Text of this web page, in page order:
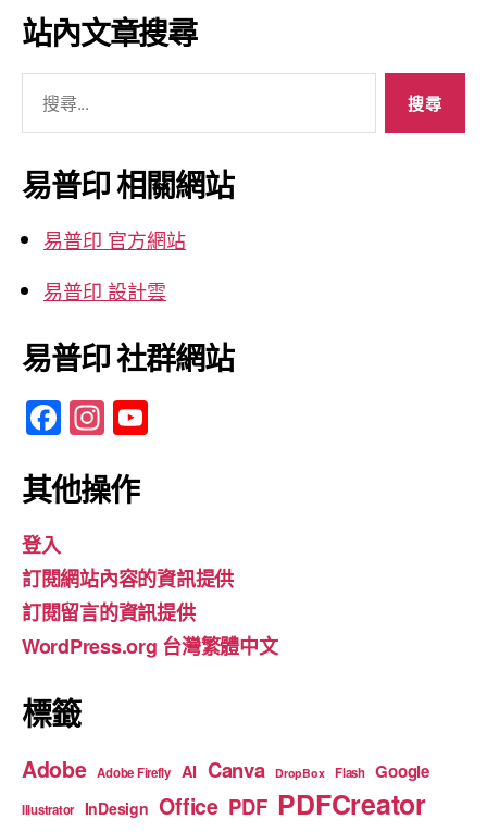
彙
整
站內文章搜尋
關
鍵
字:
易普印 相關網站
易普印 官方網站
易普印 設計雲
易普印 社群網站
F
c
b
o
o
k
In
a
a
m
u
b
e
其他操作
登入
訂閱網站內容的資訊提供
訂閱留言的資訊提供
WordPress.org 台灣繁體中文
標籤
Adobe Adobe Firefly AI Canva DropBox Flash Google
Illustrator InDesign Office PDF PDFCreator